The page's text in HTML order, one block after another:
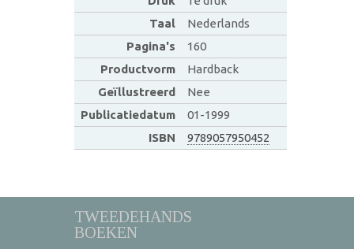
Taal
Nederlands
Pagina's
160
Productvorm
Hardback
Geïllustreerd
Nee
Publicatiedatum
01-1999
ISBN
9789057950452
TWEEDEHANDS
BOEKEN